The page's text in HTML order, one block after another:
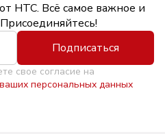
НТС. Всё самое важное и
Подписаться
свое согласие на
персональных данных